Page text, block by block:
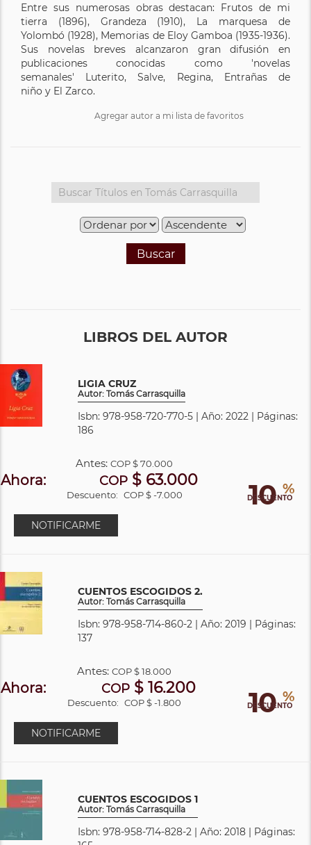
Entre sus numerosas obras destacan: Frutos de mi
tierra (1896), Grandeza (1910), La marquesa de
Yolombó (1928), Memorias de Eloy Gamboa (1935-1936).
Sus novelas breves alcanzaron gran difusión en
publicaciones conocidas como 'novelas
semanales' Luterito, Salve, Regina, Entrañas de
niño y El Zarco.
Agregar autor a mi lista de favoritos
Buscar
LIBROS DEL AUTOR
LIGIA CRUZ
Autor: Tomás Carrasquilla
Isbn: 978-958-720-770-5 | Año: 2022 | Páginas:
186
10 %
DESCUENTO
Antes:COP$ 70.000
Ahora: COP $ 63.000
Descuento: COP $ -7.000
NOTIFICARME
CUENTOS ESCOGIDOS 2.
Autor: Tomás Carrasquilla
Isbn: 978-958-714-860-2 | Año: 2019 | Páginas:
137
10 %
DESCUENTO
Antes:COP$ 18.000
Ahora: COP $ 16.200
Descuento: COP $ -1.800
NOTIFICARME
CUENTOS ESCOGIDOS 1
Autor: Tomás Carrasquilla
Isbn: 978-958-714-828-2 | Año: 2018 | Páginas: